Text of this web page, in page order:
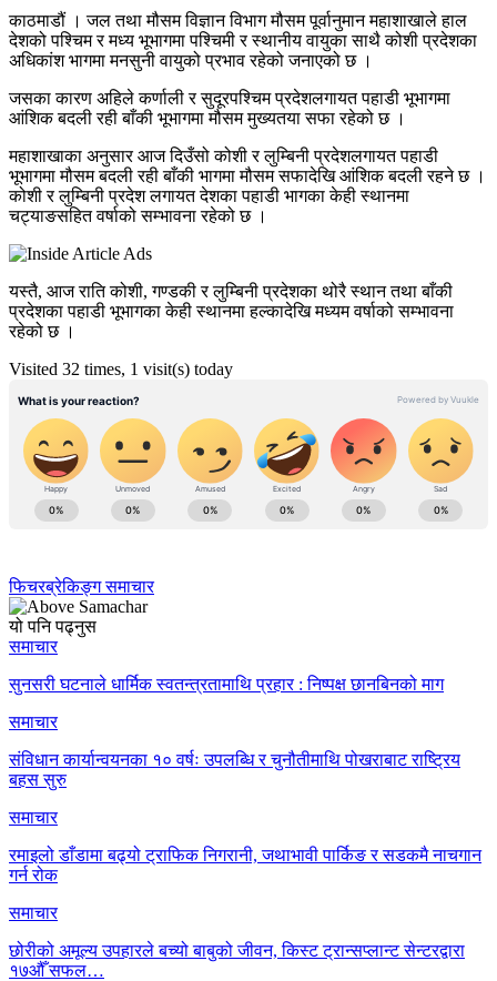
काठमाडौं । जल तथा मौसम विज्ञान विभाग मौसम पूर्वानुमान महाशाखाले हाल
देशको पश्चिम र मध्य भूभागमा पश्चिमी र स्थानीय वायुका साथै कोशी प्रदेशका
अधिकांश भागमा मनसुनी वायुको प्रभाव रहेको जनाएको छ ।
जसका कारण अहिले कर्णाली र सुदूरपश्चिम प्रदेशलगायत पहाडी भूभागमा
आंशिक बदली रही बाँकी भूभागमा मौसम मुख्यतया सफा रहेको छ ।
महाशाखाका अनुसार आज दिउँसो कोशी र लुम्बिनी प्रदेशलगायत पहाडी
भूभागमा मौसम बदली रही बाँकी भागमा मौसम सफादेखि आंशिक बदली रहने छ ।
कोशी र लुम्बिनी प्रदेश लगायत देशका पहाडी भागका केही स्थानमा
चट्याङसहित वर्षाको सम्भावना रहेको छ ।
यस्तै, आज राति कोशी, गण्डकी र लुम्बिनी प्रदेशका थोरै स्थान तथा बाँकी
प्रदेशका पहाडी भूभागका केही स्थानमा हल्कादेखि मध्यम वर्षाको सम्भावना
रहेको छ ।
Visited 32 times, 1 visit(s) today
फिचरब्रेकिङ्ग समाचार
यो पनि पढ्नुस
समाचार
सुनसरी घटनाले धार्मिक स्वतन्त्रतामाथि प्रहार : निष्पक्ष छानबिनको माग
समाचार
संविधान कार्यान्वयनका १० वर्षः उपलब्धि र चुनौतीमाथि पोखराबाट राष्ट्रिय
बहस सुरु
समाचार
रमाइलो डाँडामा बढ्यो ट्राफिक निगरानी, जथाभावी पार्किङ र सडकमै नाचगान
गर्न रोक
समाचार
छोरीको अमूल्य उपहारले बच्यो बाबुको जीवन, किस्ट ट्रान्सप्लान्ट सेन्टरद्वारा
१७औँ सफल…